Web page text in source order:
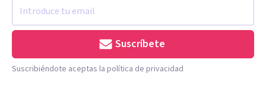
Suscríbete
Suscribiéndote aceptas la política de privacidad